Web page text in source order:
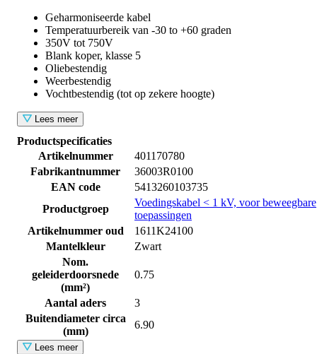
Geharmoniseerde kabel
Temperatuurbereik van -30 to +60 graden
350V tot 750V
Blank koper, klasse 5
Oliebestendig
Weerbestendig
Vochtbestendig (tot op zekere hoogte)
Lees meer
Productspecificaties
Artikelnummer
401170780
Fabrikantnummer
36003R0100
EAN code
5413260103735
Productgroep
Voedingskabel < 1 kV, voor beweegbare
toepassingen
Artikelnummer oud
1611K24100
Mantelkleur
Zwart
Nom.
geleiderdoorsnede
(mm²)
0.75
Aantal aders
3
Buitendiameter circa
(mm)
6.90
Lees meer